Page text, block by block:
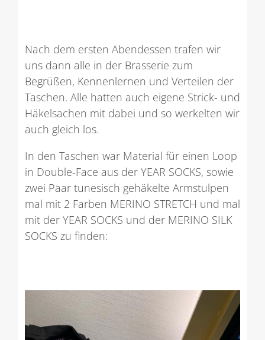
Nach dem ersten Abendessen trafen wir
uns dann alle in der Brasserie zum
Begrüßen, Kennenlernen und Verteilen der
Taschen. Alle hatten auch eigene Strick- und
Häkelsachen mit dabei und so werkelten wir
auch gleich los.
In den Taschen war Material für einen Loop
in Double-Face aus der YEAR SOCKS, sowie
zwei Paar tunesisch gehäkelte Armstulpen
mal mit 2 Farben MERINO STRETCH und mal
mit der YEAR SOCKS und der MERINO SILK
SOCKS zu finden: